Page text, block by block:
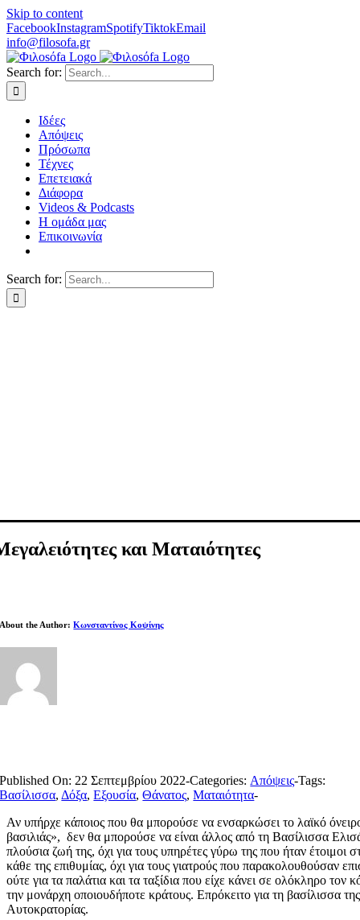
Skip to content
FacebookInstagramSpotifyTiktokEmail
info@filosofa.gr
Search for:
Ιδέες
Απόψεις
Πρόσωπα
Τέχνες
Επετειακά
Διάφορα
Videos & Podcasts
Η ομάδα μας
Επικοινωνία
Search for:
και Ματαιότητες
About the Author:Κωνσταντίνος Κοψίνης
Published On: 22 Σεπτεμβρίου 2022-Categories: Απόψεις-Tags:
Βασίλισσα, Δόξα,Εξουσία,Θάνατος,Ματαιότητα-
Αν υπήρχε κάποιος που θα μπορούσε να ενσαρκώσει το λαϊκό
βασιλιάς», δεν θα μπορούσε να είναι άλλος από τη Βασίλισσα
πλούσια ζωή της, όχι για τους υπηρέτες γύρω της που ήταν έτοιμοι
κάθε της επιθυμίας, όχι για τους γιατρούς που παρακολουθούσαν
ούτε για τα παλάτια και τα ταξίδια που είχε κάνει σε ολόκληρο τον
την μονάρχη οποιουδήποτε κράτους. Επρόκειτο για τη βασίλισσα
Αυτοκρατορίας.